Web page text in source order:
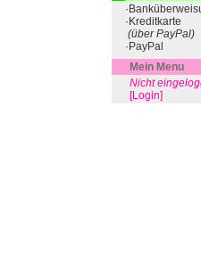
·Kreditkarte
(über PayPal)
·PayPal
Mein Menu
Nicht
[Login]